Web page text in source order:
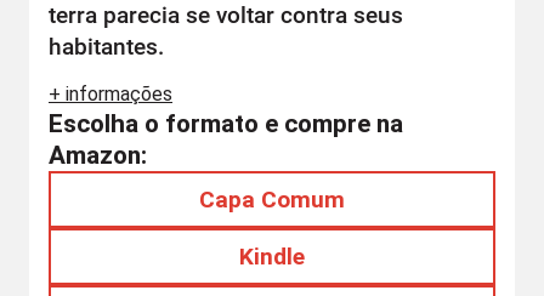
terra parecia se voltar contra seus
habitantes.
+ informações
Escolha o formato e compre na
Amazon:
Capa Comum
Kindle